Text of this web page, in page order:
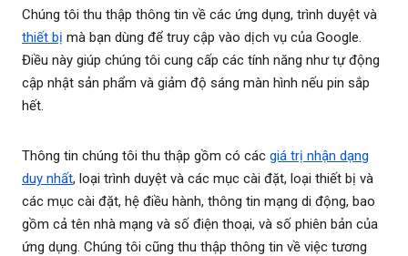
Chúng tôi thu thập thông tin về các ứng dụng, trình duyệt và
thiết bị mà bạn dùng để truy cập vào dịch vụ của Google.
Điều này giúp chúng tôi cung cấp các tính năng như tự động
cập nhật sản phẩm và giảm độ sáng màn hình nếu pin sắp
hết.
Thông tin chúng tôi thu thập gồm có các giá trị nhận dạng
duy nhất, loại trình duyệt và các mục cài đặt, loại thiết bị và
các mục cài đặt, hệ điều hành, thông tin mạng di động, bao
gồm cả tên nhà mạng và số điện thoại, và số phiên bản của
ứng dụng. Chúng tôi cũng thu thập thông tin về việc tương